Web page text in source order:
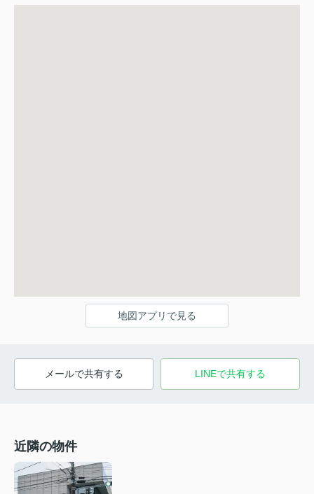
地図アプリで見る
メールで共有する LINEで共有する
近隣の物件